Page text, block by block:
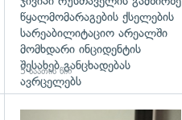
წყალმომარაგების ქსელების
სარეაბილიტაციო არეალში
მომხდარი ინციდენტის
შესახებ განცხადებას
ავრცელებს
5 საათის წინ